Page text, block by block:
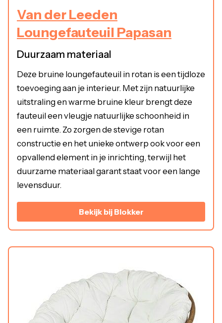
Van der Leeden
Loungefauteuil Papasan
Duurzaam materiaal
Deze bruine loungefauteuil in rotan is een tijdloze
toevoeging aan je interieur. Met zijn natuurlijke
uitstraling en warme bruine kleur brengt deze
fauteuil een vleugje natuurlijke schoonheid in
een ruimte. Zo zorgen de stevige rotan
constructie en het unieke ontwerp ook voor een
opvallend element in je inrichting, terwijl het
duurzame materiaal garant staat voor een lange
levensduur.
Bekijk bij Blokker